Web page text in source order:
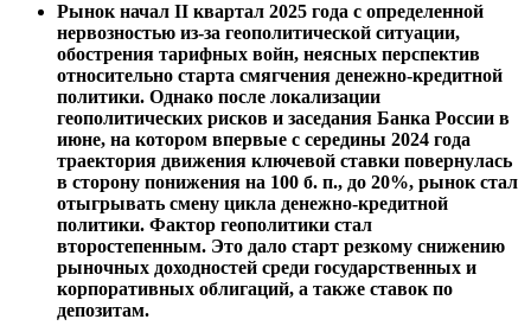
Рынок начал II квартал 2025 года с определенной
нервозностью из-за геополитической ситуации,
обострения тарифных войн, неясных перспектив
относительно старта смягчения денежно-кредитной
политики. Однако после локализации
геополитических рисков и заседания Банка России в
июне, на котором впервые с середины 2024 года
траектория движения ключевой ставки повернулась
в сторону понижения на 100 б. п., до 20%, рынок стал
отыгрывать смену цикла денежно-кредитной
политики. Фактор геополитики стал
второстепенным. Это дало старт резкому снижению
рыночных доходностей среди государственных и
корпоративных облигаций, а также ставок по
депозитам.